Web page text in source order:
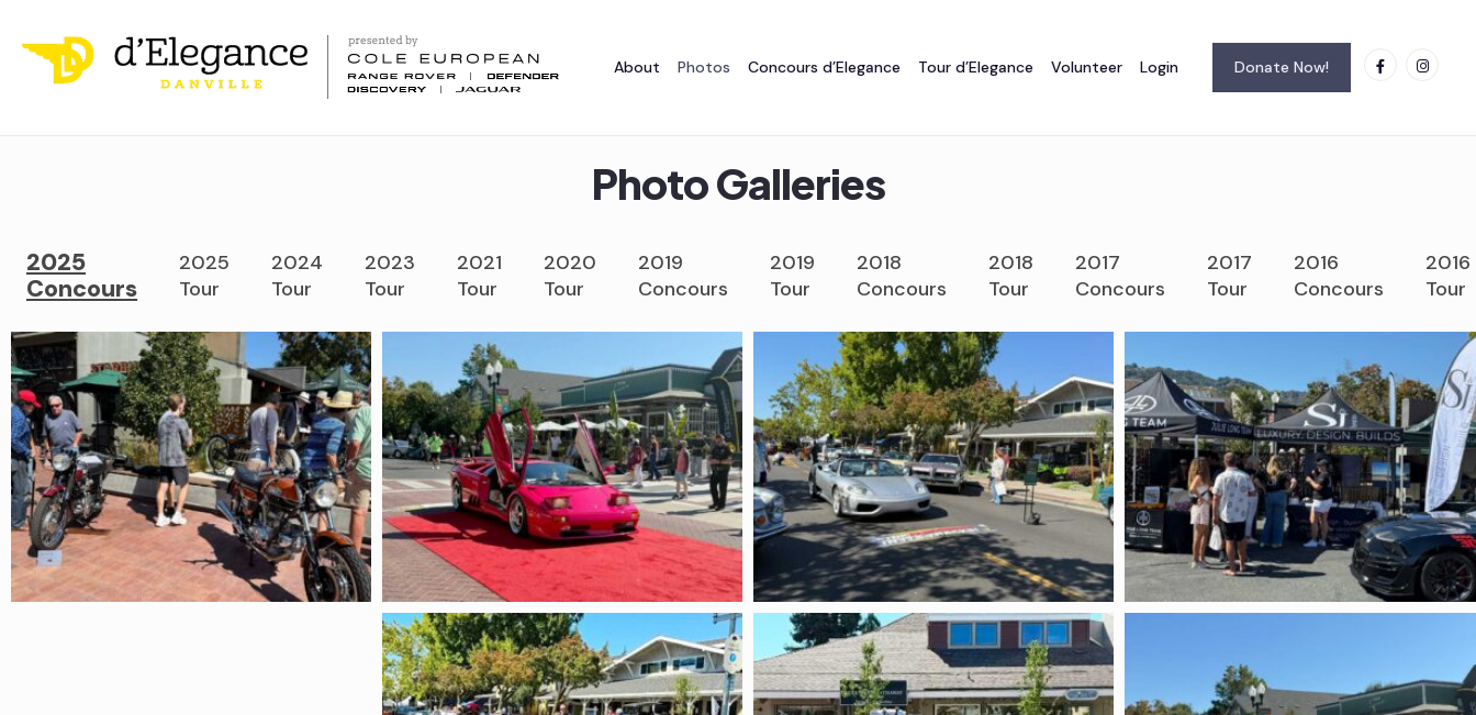
About Photos Concours d’Elegance Tour d’Elegance Volunteer Login Donate Now!
Photo Galleries
2025
Concours
2025
Tour
2024
Tour
2023
Tour
2021
Tour
2020
Tour
2019
Concours
2019
Tour
2018
Concours
2018
Tour
2017
Concours
2017
Tour
2016
Concours
2016
Tour